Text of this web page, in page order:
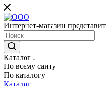
Интернет-магазин
Каталог
По всему сайту
По каталогу
Каталог